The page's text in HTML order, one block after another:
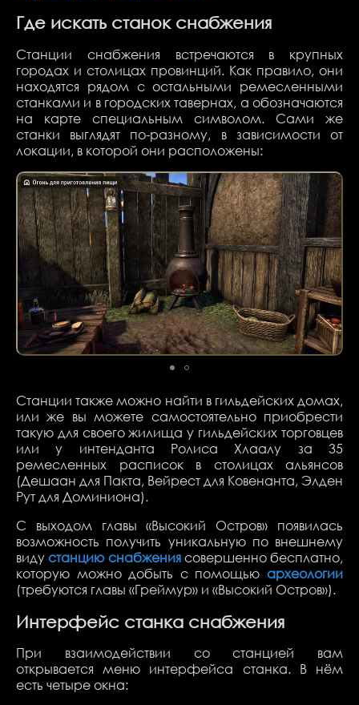
Где искать станок снабжения
Станции снабжения встречаются в крупных
городах и столицах провинций. Как правило, они
находятся рядом с остальными ремесленными
станками и в городских тавернах, а обозначаются
на карте специальным символом. Сами же
станки выглядят по-разному, в зависимости от
локации, в которой они расположены:
Станции также можно найти в гильдейских домах,
или же вы можете самостоятельно приобрести
такую для своего жилища у гильдейских торговцев
или у интенданта Ролиса Хлаалу за 35
ремесленных расписок в столицах альянсов
(Дешаан для Пакта, Вейрест для Ковенанта, Элден
Рут для Доминиона).
С выходом главы «Высокий Остров» появилась
возможность получить уникальную по внешнему
видустанцию снабжениясовершенно бесплатно,
которую можно добыть с помощью археологии
(требуются главы «Греймур» и «Высокий Остров»).
Интерфейс станка снабжения
При взаимодействии со станцией вам
открывается меню интерфейса станка. В нём
есть четыре окна: